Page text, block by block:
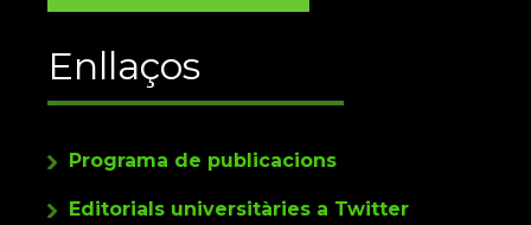
Enllaços
Programa de publicacions
Editorials universitàries a Twitter